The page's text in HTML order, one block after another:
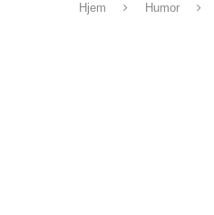
Hjem Humor